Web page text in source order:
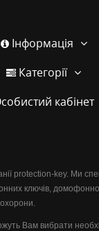
Інформація
Категорії
кабінет
protection-key. Ми
ключів,
Вам вибрати